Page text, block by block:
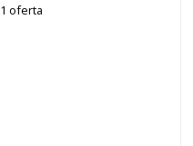
1 oferta